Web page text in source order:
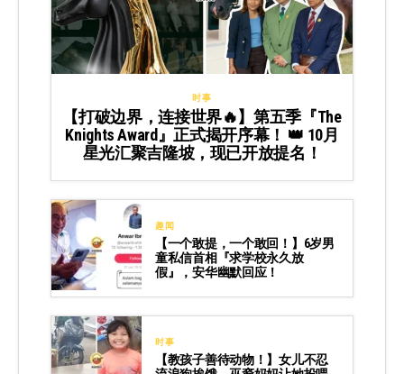
时事
【打破边界，连接世界🔥】第五季『The
Knights Award』正式揭开序幕！ 👑 10月
星光汇聚吉隆坡，现已开放提名！
趣闻
【一个敢提，一个敢回！】6岁男
童私信首相『求学校永久放
假』，安华幽默回应！
时事
【教孩子善待动物！】女儿不忍